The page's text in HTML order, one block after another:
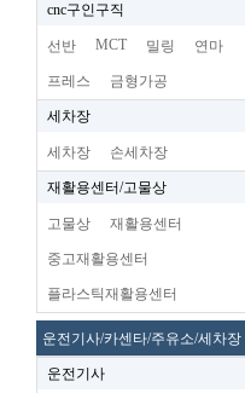
cnc구인구직
선반 MCT 밀링 연마
프레스 금형가공
세차장
세차장 손세차장
재활용센터/고물상
고물상 재활용센터
중고재활용센터
플라스틱재활용센터
운전기사/카센타/주유소/세차장
운전기사